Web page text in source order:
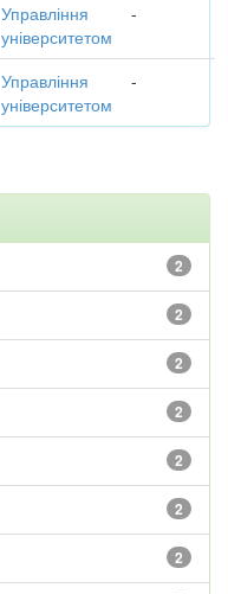
Управління
університетом
-
Управління
університетом
-
2
2
2
2
2
2
2